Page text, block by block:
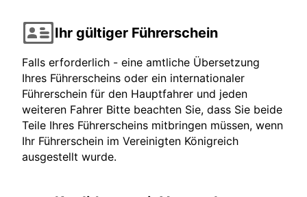
Ihr gültiger Führerschein
Falls erforderlich - eine amtliche Übersetzung
Ihres Führerscheins oder ein internationaler
Führerschein für den Hauptfahrer und jeden
weiteren Fahrer Bitte beachten Sie, dass Sie beide
Teile Ihres Führerscheins mitbringen müssen, wenn
Ihr Führerschein im Vereinigten Königreich
ausgestellt wurde.